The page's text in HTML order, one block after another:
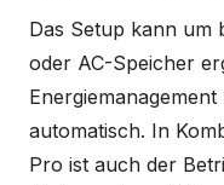
Das Setup kann um
oder AC-Speicher
automatisch. In
Pro ist auch der